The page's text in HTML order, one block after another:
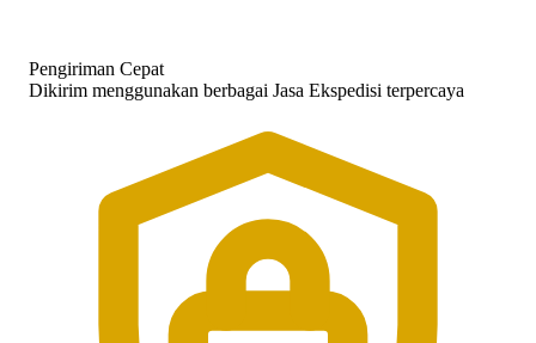
Pengiriman Cepat
Dikirim menggunakan berbagai Jasa Ekspedisi terpercaya